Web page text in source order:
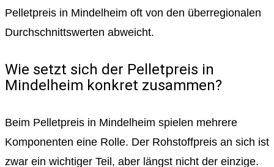
Pelletpreis in Mindelheim oft von den überregionalen
Durchschnittswerten abweicht.
Wie setzt sich der Pelletpreis in
Mindelheim konkret zusammen?
Beim Pelletpreis in Mindelheim spielen mehrere
Komponenten eine Rolle. Der Rohstoffpreis an sich ist
zwar ein wichtiger Teil, aber längst nicht der einzige.